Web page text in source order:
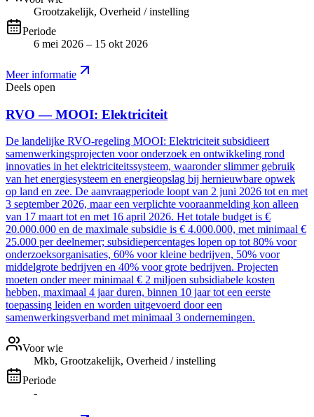
Grootzakelijk, Overheid / instelling
Periode
6 mei 2026 – 15 okt 2026
Meer informatie
Deels open
RVO — MOOI: Elektriciteit
De landelijke RVO-regeling MOOI: Elektriciteit subsidieert
samenwerkingsprojecten voor onderzoek en ontwikkeling rond
innovaties in het elektriciteitssysteem, waaronder slimmer gebruik
van het energiesysteem en energieopslag bij hernieuwbare opwek
op land en zee. De aanvraagperiode loopt van 2 juni 2026 tot en met
3 september 2026, maar een verplichte vooraanmelding kon alleen
van 17 maart tot en met 16 april 2026. Het totale budget is €
20.000.000 en de maximale subsidie is € 4.000.000, met minimaal €
25.000 per deelnemer; subsidiepercentages lopen op tot 80% voor
onderzoeksorganisaties, 60% voor kleine bedrijven, 50% voor
middelgrote bedrijven en 40% voor grote bedrijven. Projecten
moeten onder meer minimaal € 2 miljoen subsidiabele kosten
hebben, maximaal 4 jaar duren, binnen 10 jaar tot een eerste
toepassing leiden en worden uitgevoerd door een
samenwerkingsverband met minimaal 3 ondernemingen.
Voor wie
Mkb, Grootzakelijk, Overheid / instelling
Periode
-